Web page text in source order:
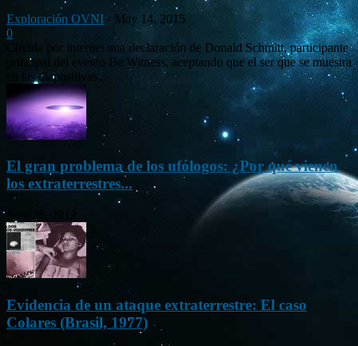
Exploración OVNI - May 14, 2015
0
Circula por internet una declaración de Donald Schmitt, participante
principal del evento Be Witness, aceptando que el ser que se muestra
en las diapositivas...
El gran problema de los ufólogos: ¿Por qué vienen
los extraterrestres...
Evidencia de un ataque extraterrestre: El caso
Colares (Brasil, 1977)